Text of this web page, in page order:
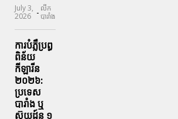
July 3,
2026 - លីក
បារាំង
ការបំភ្លឺប្រព្ធ​
ពិន័យ​
កីឡារីន​
២០២៦:
ប្រទេស​
បារាំង​ ឬ​
ស៊ុយដ៍ន​ ១